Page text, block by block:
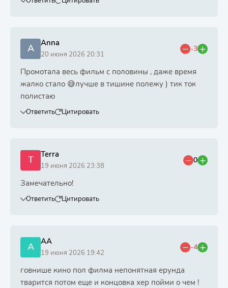
A Anna
20 июня 2026 20:31
-3
Промотала весь фильм с половины , даже время
жалко стало 😅лучше в тишине полежу ) тик ток
полистаю
Ответить Цитировать
T Terra
19 июня 2026 23:38
0
Замечательно!
Ответить Цитировать
А АА
19 июня 2026 19:42
-4
говнише кино пол филма непонятная ерунда
тварится потом еще и концовка хер пойми о чем !